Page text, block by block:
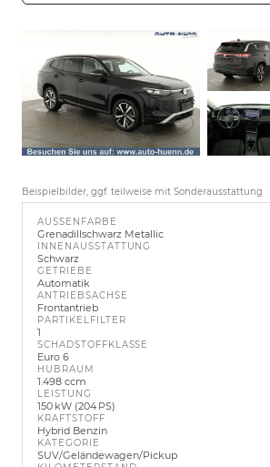
Beispielbilder, ggf. teilweise mit Sonderausstattung
AUSSENFARBE
Grenadillschwarz Metallic
INNENAUSSTATTUNG
Schwarz
GETRIEBE
Automatik
ANTRIEBSACHSE
Frontantrieb
PARTIKELFILTER
1
SCHADSTOFFKLASSE
Euro 6
HUBRAUM
1.498 ccm
LEISTUNG
150 kW (204 PS)
KRAFTSTOFF
Hybrid Benzin
KATEGORIE
SUV/Geländewagen/Pickup